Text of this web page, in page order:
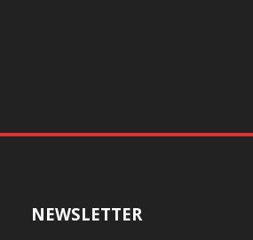
NEWSLETTER